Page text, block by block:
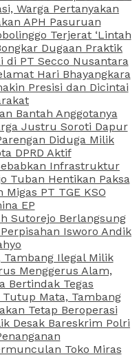
Warga Pertanyakan
APH Pasuruan
Terjerat ‘Lintah
Dugaan Praktik
di PT Secco Nusantara
Hari Bhayangkara
Presisi dan Dicintai
Bantah Anggotanya
Justru Soroti Dapur
Diduga Milik
DPRD Aktif
Infrastruktur
Tuban Hentikan Paksa
PT TGE KSO
EP
Sutorejo Berlangsung
Isworo Andik
Ilegal Milik
Menggerus Alam,
Bertindak Tegas
Mata, Tambang
Tetap Beroperasi
Desak Bareskrim Polri
Toko Miras